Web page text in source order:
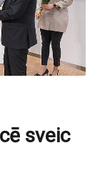
sveic